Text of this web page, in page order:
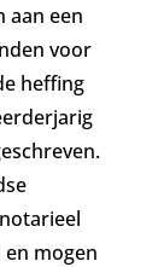
aan een
voor
heffing
mogen